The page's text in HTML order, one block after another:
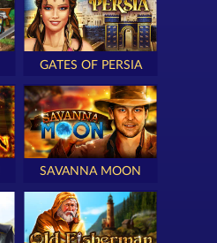
GATES OF PERSIA
SAVANNA MOON